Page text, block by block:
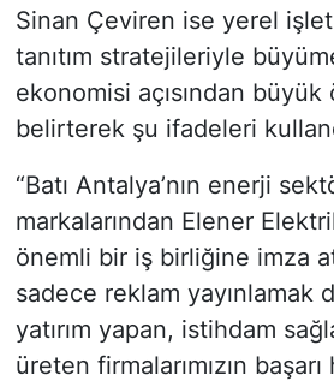
Sinan Çeviren ise yerel
tanıtım stratejileriyle
ekonomisi açısından büyük
belirterek şu ifadeleri
“Batı Antalya’nın enerji
markalarından Elener
önemli bir iş birliğine imza
sadece reklam yayınlamak
yatırım yapan, istihdam
üreten firmalarımızın